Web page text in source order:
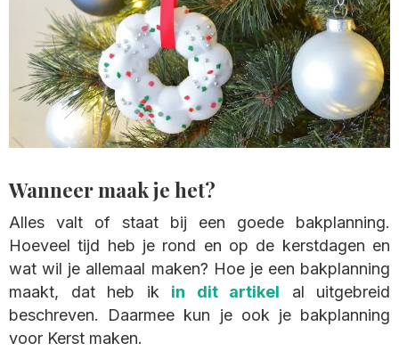
Wanneer maak je het?
Alles valt of staat bij een goede bakplanning.
Hoeveel tijd heb je rond en op de kerstdagen en
wat wil je allemaal maken? Hoe je een bakplanning
maakt, dat heb ik in dit artikel al uitgebreid
beschreven. Daarmee kun je ook je bakplanning
voor Kerst maken.